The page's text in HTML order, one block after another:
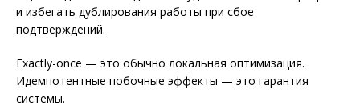
и избегать дублирования работы при сбое
подтверждений.
Exactly-once — это обычно локальная оптимизация.
Идемпотентные побочные эффекты — это гарантия
системы.